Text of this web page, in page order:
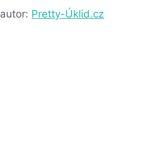
autor: Pretty-Úklid.cz